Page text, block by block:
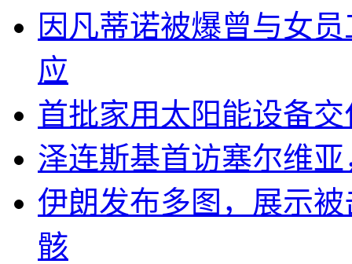
因凡蒂诺被爆曾与女
应
首批家用太阳能设备
泽连斯基首访塞尔维
伊朗发布多图，展示
骸